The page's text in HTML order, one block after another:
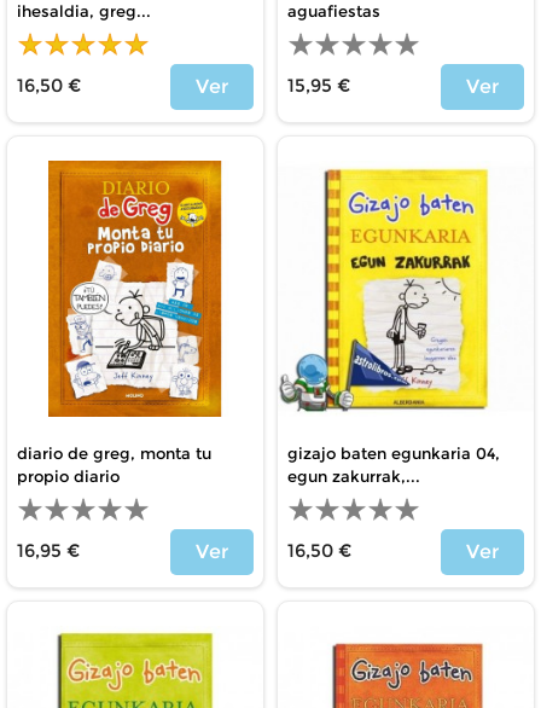
ihesaldia, greg...
16,50 €
Ver
aguafiestas
15,95 €
Ver
diario de greg, monta tu
propio diario
16,95 €
Ver
gizajo baten egunkaria 04,
egun zakurrak,...
16,50 €
Ver